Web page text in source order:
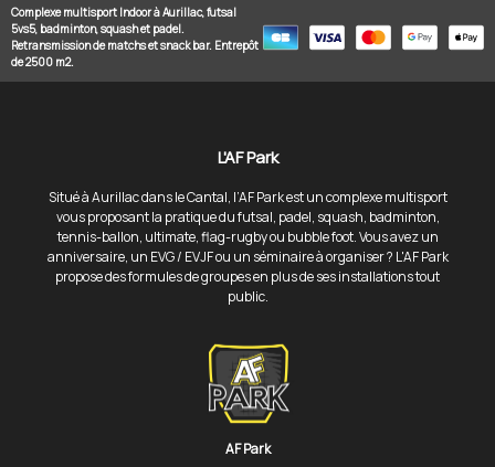
Complexe multisport Indoor à Aurillac, futsal
5vs5, badminton, squash et padel.
Retransmission de matchs et snack bar. Entrepôt
de 2500 m2.
L'AF Park
Situé à Aurillac dans le Cantal, l’AF Park est un complexe multisport
vous proposant la pratique du futsal, padel, squash, badminton,
tennis-ballon, ultimate, flag-rugby ou bubble foot. Vous avez un
anniversaire, un EVG / EVJF ou un séminaire à organiser ? L'AF Park
propose des formules de groupes en plus de ses installations tout
public.
AF Park